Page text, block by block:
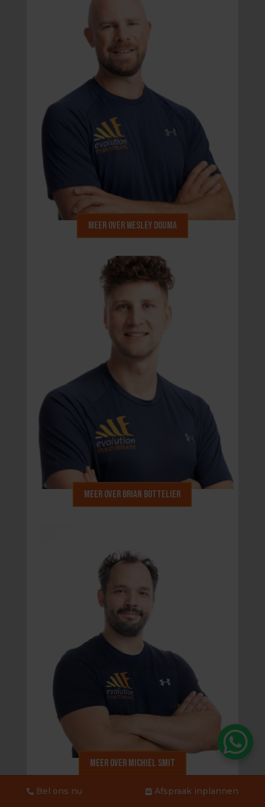
Meer over Wesley Douma
Meer over Brian Bottelier
Meer over Michiel Smit
Bel ons nu Afspraak inplannen